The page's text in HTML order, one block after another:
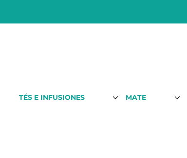
TÉS E INFUSIONES MATE